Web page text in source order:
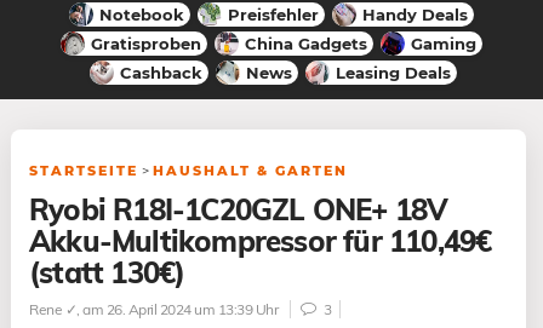
Notebook Preisfehler
Handy Deals
Gratisproben
China Gadgets
Gaming
Cashback
News Leasing Deals
STARTSEITE > HAUSHALT & GARTEN
Ryobi R18I-1C20GZL ONE+ 18V
Akku-Multikompressor für 110,49€
(statt 130€)
Rene ✓, am 26. April 2024 um 13:39 Uhr 3